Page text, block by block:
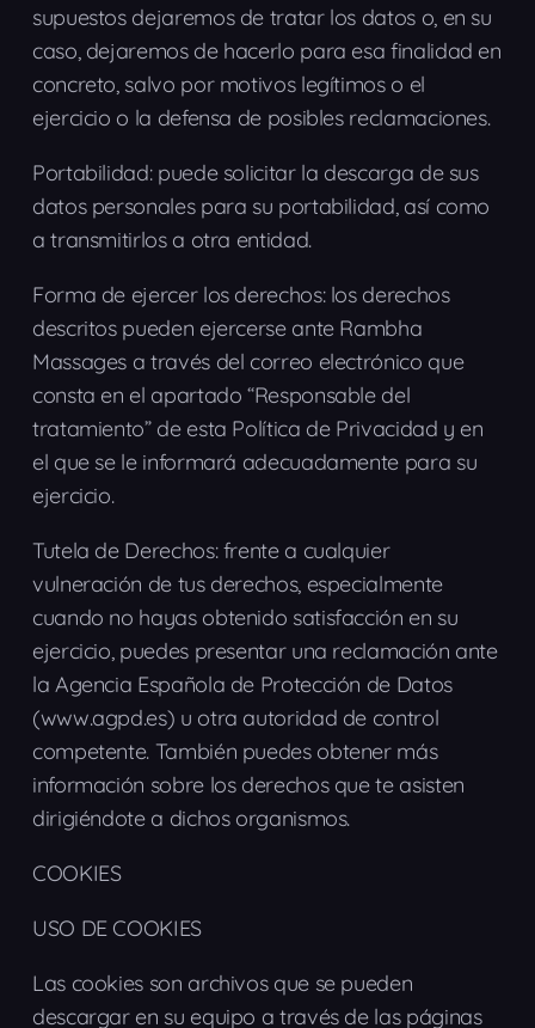
supuestos dejaremos de tratar los datos o, en su
caso, dejaremos de hacerlo para esa finalidad en
concreto, salvo por motivos legítimos o el
ejercicio o la defensa de posibles reclamaciones.
Portabilidad: puede solicitar la descarga de sus
datos personales para su portabilidad, así como
a transmitirlos a otra entidad.
Forma de ejercer los derechos: los derechos
descritos pueden ejercerse ante Rambha
Massages a través del correo electrónico que
consta en el apartado “Responsable del
tratamiento” de esta Política de Privacidad y en
el que se le informará adecuadamente para su
ejercicio.
Tutela de Derechos: frente a cualquier
vulneración de tus derechos, especialmente
cuando no hayas obtenido satisfacción en su
ejercicio, puedes presentar una reclamación ante
la Agencia Española de Protección de Datos
(www.agpd.es) u otra autoridad de control
competente. También puedes obtener más
información sobre los derechos que te asisten
dirigiéndote a dichos organismos.
COOKIES
USO DE COOKIES
Las cookies son archivos que se pueden
descargar en su equipo a través de las páginas